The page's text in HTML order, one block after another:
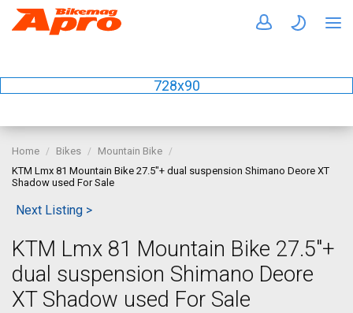
728x90
Home Bikes
Mountain Bike
KTM Lmx 81 Mountain Bike 27.5"+ dual suspension Shimano Deore XT
Shadow used For Sale
Next Listing >
KTM Lmx 81 Mountain Bike 27.5"+
dual suspension Shimano Deore
XT Shadow used For Sale